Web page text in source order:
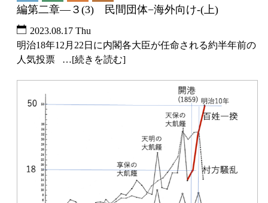
編第二章―３(3) 民間団体−海外向け-(上)
2023.08.17 Thu
明治18年12月22日に内閣各大臣が任命される約半年前の
人気投票 …[続きを読む]